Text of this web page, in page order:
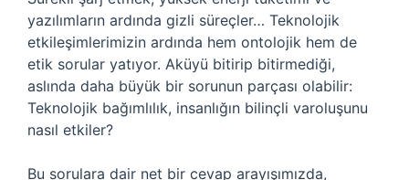
yazılımların ardında gizli süreçler… Teknolojik
etkileşimlerimizin ardında hem ontolojik hem de
etik sorular yatıyor. Aküyü bitirip bitirmediği,
aslında daha büyük bir sorunun parçası olabilir:
Teknolojik bağımlılık, insanlığın bilinçli varoluşunu
nasıl etkiler?
Bu sorulara dair net bir cevap arayışımızda,